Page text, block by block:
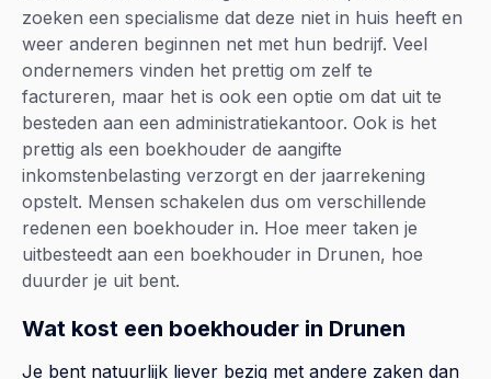
zoeken een specialisme dat deze niet in huis heeft en
weer anderen beginnen net met hun bedrijf. Veel
ondernemers vinden het prettig om zelf te
factureren, maar het is ook een optie om dat uit te
besteden aan een administratiekantoor. Ook is het
prettig als een boekhouder de aangifte
inkomstenbelasting verzorgt en der jaarrekening
opstelt. Mensen schakelen dus om verschillende
redenen een boekhouder in. Hoe meer taken je
uitbesteedt aan een boekhouder in Drunen, hoe
duurder je uit bent.
Wat kost een boekhouder in Drunen
Je bent natuurlijk liever bezig met andere zaken dan